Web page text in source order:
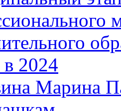
2024
Марина